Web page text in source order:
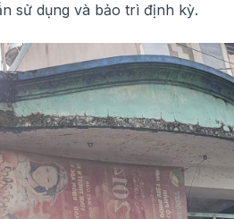
sử dụng và bảo trì định kỳ.